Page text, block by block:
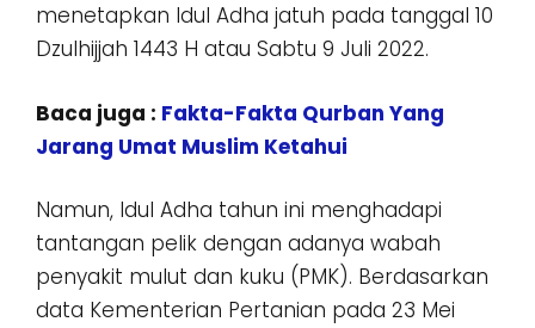
menetapkan Idul Adha jatuh pada tanggal 10
Dzulhijjah 1443 H atau Sabtu 9 Juli 2022.
Baca juga : Fakta-Fakta Qurban Yang
Jarang Umat Muslim Ketahui
Namun, Idul Adha tahun ini menghadapi
tantangan pelik dengan adanya wabah
penyakit mulut dan kuku (PMK). Berdasarkan
data Kementerian Pertanian pada 23 Mei